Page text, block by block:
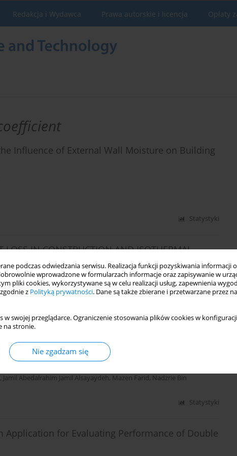
podczas odwiedzania serwisu. Realizacja funkcji pozyskiwania informacji
wprowadzone w formularzach informacje oraz zapisywanie w
pliki cookies, wykorzystywane są w celu realizacji usług, zapewnienia
z Polityką prywatności. Dane są także zbierane i przetwarzane przez
w swojej przeglądarce. Ograniczenie stosowania plików cookies w
na stronie.
Nie zgadzam się
Redakcja i Wydawca Prawa autorskie i licencja Opłaty
Influence of External Wall Moisture on Building
Statystyki
LOSS IN CONSTRUCTION AND ISOTHERMAL
Statystyki
ratio on flow field and heat transfer in tubes
, Jamil Abedalrahim Jamil Alsayaydeh, Mazen Farid, Nadzrie Bin
Statystyki
Application for Evaluating Performance of Double